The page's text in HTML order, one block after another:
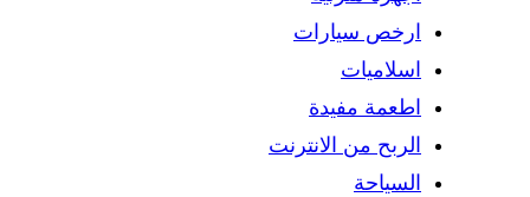
ارخص سيارات
اسلاميات
اطعمة مفيدة
الربح من الانترنت
السياحة